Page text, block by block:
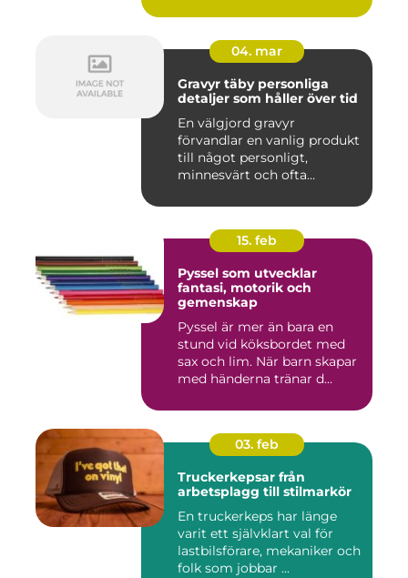
04. mar
Gravyr täby personliga
detaljer som håller över tid
En välgjord gravyr
förvandlar en vanlig produkt
till något personligt,
minnesvärt och ofta
15. feb
Pyssel som utvecklar
fantasi, motorik och
gemenskap
Pyssel är mer än bara en
stund vid köksbordet med
sax och lim. När barn skapar
med händerna tränar d...
03. feb
Truckerkepsar från
arbetsplagg till stilmarkör
En truckerkeps har länge
varit ett självklart val för
lastbilsförare, mekaniker och
folk som jobbar ...